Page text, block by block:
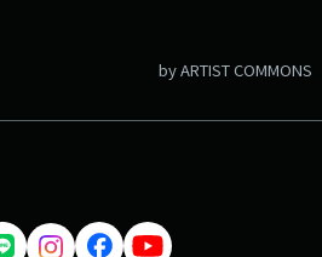
by ARTIST COMMONS